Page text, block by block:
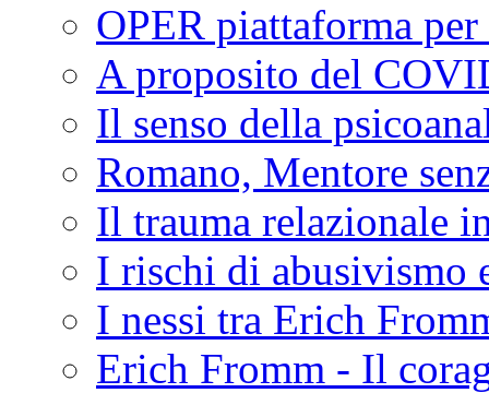
OPER piattaforma
A proposito del
Il senso della
Romano, Mentore
Il trauma relazionale
I rischi di abusivismo
I nessi tra Erich
Erich Fromm - Il